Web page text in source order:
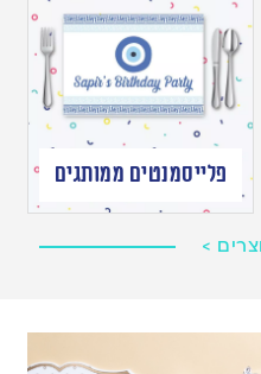
פלייסמנטים ממותגים
>